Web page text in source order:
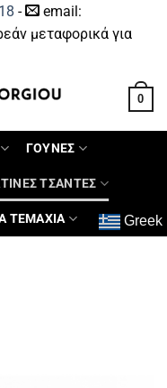
-
email:
μεταφορικά για
0
ΓΟΥΝΕΣ
ΤΣΑΝΤΕΣ
ΤΕΜΑΧΙΑ Greek